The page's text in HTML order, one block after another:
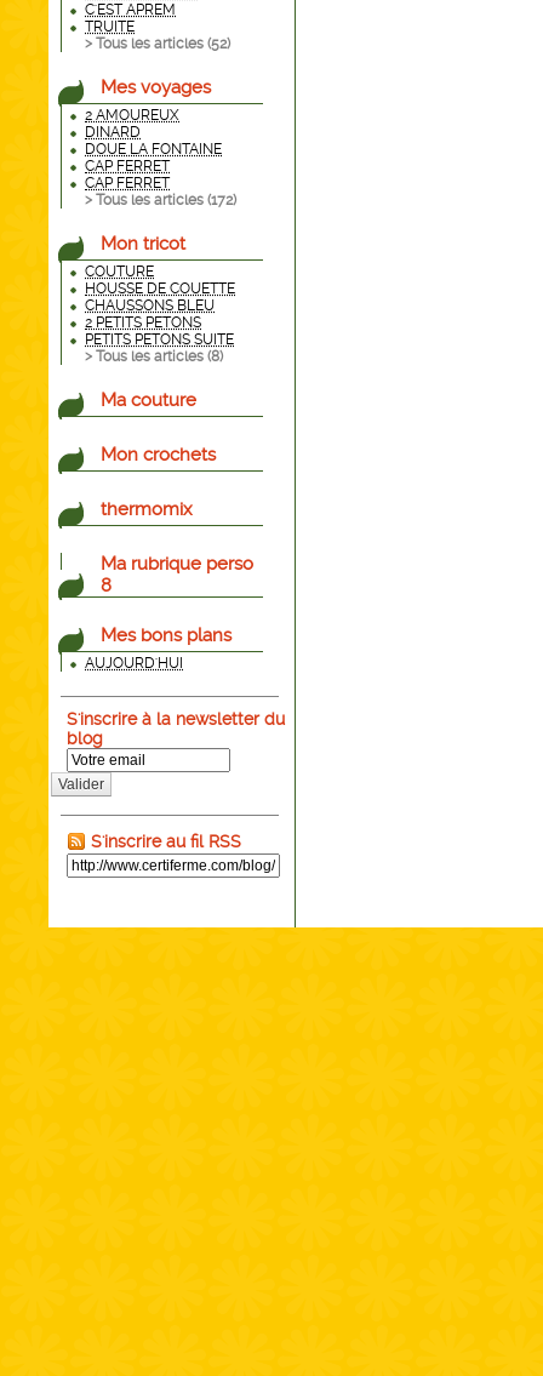
C'EST APREM
TRUITE
> Tous les articles (52)
Mes voyages
2 AMOUREUX
DINARD
DOUE LA FONTAINE
CAP FERRET
CAP FERRET
> Tous les articles (172)
Mon tricot
COUTURE
HOUSSE DE COUETTE
CHAUSSONS BLEU
2 PETITS PETONS
PETITS PETONS SUITE
> Tous les articles (8)
Ma couture
Mon crochets
thermomix
Ma rubrique perso
8
Mes bons plans
AUJOURD'HUI
S'inscrire à la newsletter du
blog
Valider
S'inscrire au fil RSS